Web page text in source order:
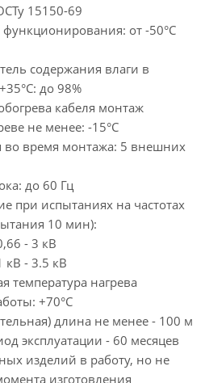
15150-69
от -50°С
содержания влаги в
до 98%
кабеля монтаж
не менее: -15°С
во время монтажа: 5 внешних
до 60 Гц
при испытаниях на частотах
10 мин):
- 3 кВ
кВ - 3.5 кВ
температура нагрева
+70°С
длина не менее - 100 м
эксплуатации - 60 месяцев
изделий в работу, но не
изготовления